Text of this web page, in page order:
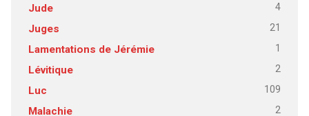
Jude 4
Juges 21
Lamentations de Jérémie 1
Lévitique 2
Luc 109
Malachie 2